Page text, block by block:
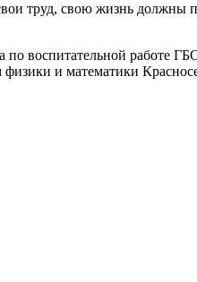
труд, свою жизнь должны
по воспитательной работе
и математики